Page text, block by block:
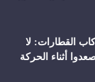
القطارات: لا
أثناء الحركة